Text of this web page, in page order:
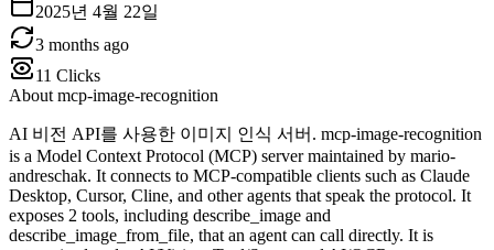
2025년 4월 22일
3 months ago
11 Clicks
About mcp-image-recognition
AI 비전 API를 사용한 이미지 인식 서버. mcp-image-recognition
is a Model Context Protocol (MCP) server maintained by mario-
andreschak. It connects to MCP-compatible clients such as Claude
Desktop, Cursor, Cline, and other agents that speak the protocol. It
exposes 2 tools, including describe_image and
describe_image_from_file, that an agent can call directly. It is